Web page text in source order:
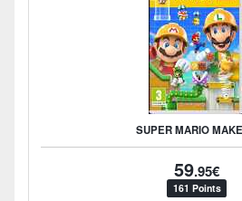
SUPER MARIO
59.95€
161 Points